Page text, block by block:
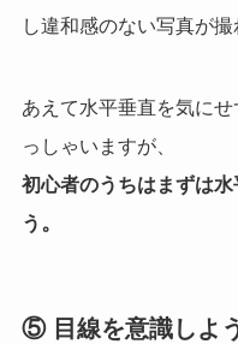
し違和感のない写真が撮
あえて水平垂直を気に
っしゃいますが、
初心者のうちはまずは
う 。
⑤ 目線を意識しよ